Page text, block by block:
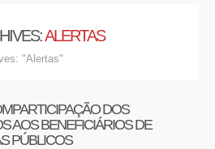
ALERTAS
"Alertas"
DOS
AOS BENEFICIÁRIOS DE
PÚBLICOS